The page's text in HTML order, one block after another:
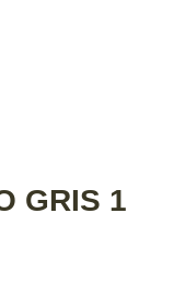
GRIS 1